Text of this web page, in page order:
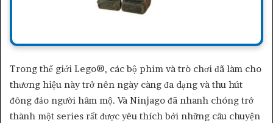
Trong thế giới Lego®, các bộ phim và trò chơi đã làm cho
thương hiệu này trở nên ngày càng đa dạng và thu hút
đông đảo người hâm mộ. Và Ninjago đã nhanh chóng trở
thành một series rất được yêu thích bởi những câu chuyện